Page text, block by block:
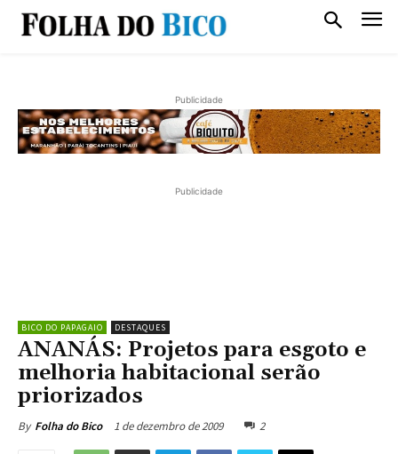
Publicidade
Publicidade
BICO DO PAPAGAIO DESTAQUES
ANANÁS: Projetos para esgoto e
melhoria habitacional serão
priorizados
By Folha do Bico 1 de dezembro de 2009 2